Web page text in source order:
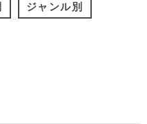
ジャンル別